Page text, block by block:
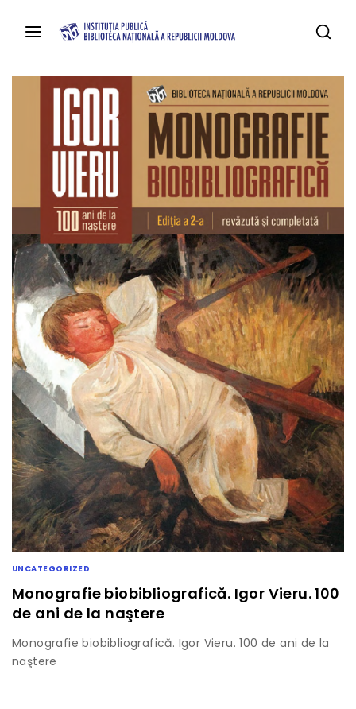
UNCATEGORIZED
Monografie biobibliografică. Igor Vieru. 100
de ani de la naştere
Monografie biobibliografică. Igor Vieru. 100 de ani de la
naştere